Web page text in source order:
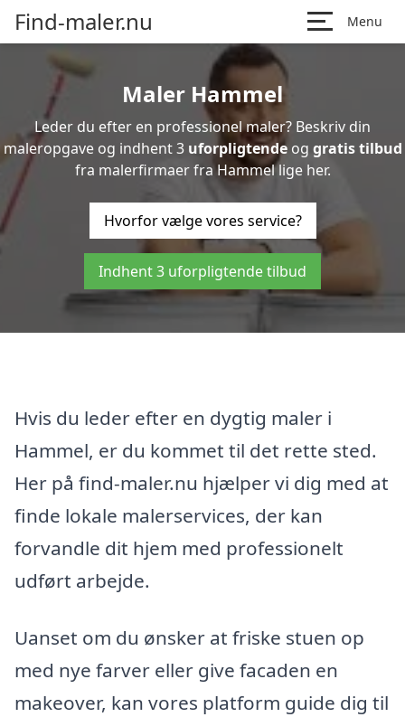
Find-maler.nu Menu
Maler Hammel
Leder du efter en professionel maler? Beskriv din
maleropgave og indhent 3 uforpligtendeog gratis tilbud
fra malerfirmaer fra Hammel lige her.
Hvorfor vælge vores service?
Indhent 3 uforpligtende tilbud
Hvis du leder efter en dygtig maler i
Hammel, er du kommet til det rette sted.
Her på find-maler.nu hjælper vi dig med at
finde lokale malerservices, der kan
forvandle dit hjem med professionelt
udført arbejde.
Uanset om du ønsker at friske stuen op
med nye farver eller give facaden en
makeover, kan vores platform guide dig til